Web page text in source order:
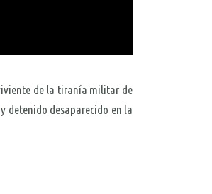
de la tiranía militar de
y detenido desaparecido en la